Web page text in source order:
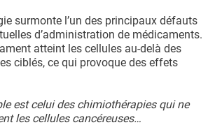
surmonte l’un des principaux défauts
d’administration de médicaments.
atteint les cellules au-delà des
ciblés, ce qui provoque des effets
est celui des chimiothérapies qui ne
les cellules cancéreuses…